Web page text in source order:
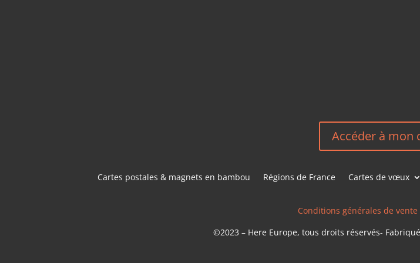
Accéder à mon
Cartes postales & magnets en bambou Régions de France Cartes de vœux
Conditions générales de vente
©2023 – Here Europe, tous droits réservés-